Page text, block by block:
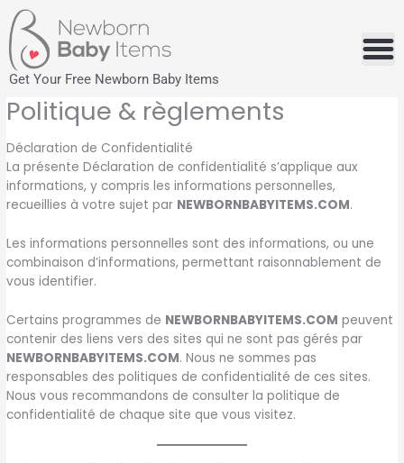
Skip
to
content
Get Your Free Newborn Baby Items
Politique & règlements
Déclaration de Confidentialité
La présente Déclaration de confidentialité s’applique aux
informations, y compris les informations personnelles,
recueillies à votre sujet par NEWBORNBABYITEMS.COM.
Les informations personnelles sont des informations, ou une
combinaison d’informations, permettant raisonnablement de
vous identifier.
Certains programmes de NEWBORNBABYITEMS.COM peuvent
contenir des liens vers des sites qui ne sont pas gérés par
NEWBORNBABYITEMS.COM. Nous ne sommes pas
responsables des politiques de confidentialité de ces sites.
Nous vous recommandons de consulter la politique de
confidentialité de chaque site que vous visitez.